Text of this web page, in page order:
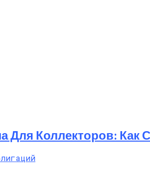
Коллекторов: Как